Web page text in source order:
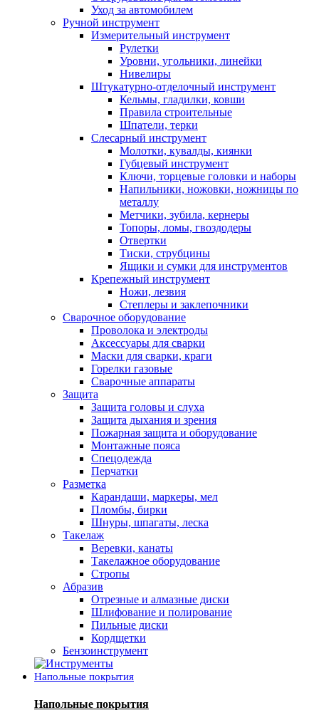
Уход за автомобилем
Ручной инструмент
Измерительный инструмент
Рулетки
Уровни, угольники, линейки
Нивелиры
Штукатурно-отделочный инструмент
Кельмы, гладилки, ковши
Правила строительные
Шпатели, терки
Слесарный инструмент
Молотки, кувалды, киянки
Губцевый инструмент
Ключи, торцевые головки и наборы
Напильники, ножовки, ножницы по
металлу
Метчики, зубила, кернеры
Топоры, ломы, гвоздодеры
Отвертки
Тиски, струбцины
Ящики и сумки для инструментов
Крепежный инструмент
Ножи, лезвия
Степлеры и заклепочники
Сварочное оборудование
Проволока и электроды
Аксессуары для сварки
Маски для сварки, краги
Горелки газовые
Сварочные аппараты
Защита
Защита головы и слуха
Защита дыхания и зрения
Пожарная защита и оборудование
Монтажные пояса
Спецодежда
Перчатки
Разметка
Карандаши, маркеры, мел
Пломбы, бирки
Шнуры, шпагаты, леска
Такелаж
Веревки, канаты
Такелажное оборудование
Стропы
Абразив
Отрезные и алмазные диски
Шлифование и полирование
Пильные диски
Кордщетки
Бензоинструмент
Напольные покрытия
Напольные покрытия